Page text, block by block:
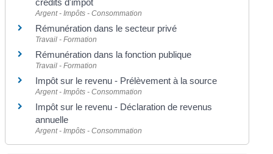
crédits d'impôt
Argent - Impôts - Consommation
Rémunération dans le secteur privé
Travail - Formation
Rémunération dans la fonction publique
Travail - Formation
Impôt sur le revenu - Prélèvement à la source
Argent - Impôts - Consommation
Impôt sur le revenu - Déclaration de revenus
annuelle
Argent - Impôts - Consommation